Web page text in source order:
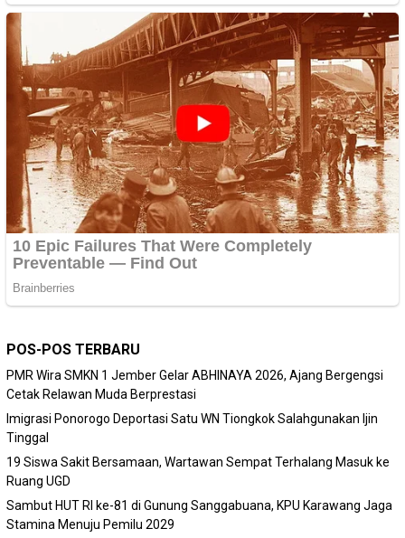
POS-POS TERBARU
PMR Wira SMKN 1 Jember Gelar ABHINAYA 2026, Ajang Bergengsi
Cetak Relawan Muda Berprestasi
Imigrasi Ponorogo Deportasi Satu WN Tiongkok Salahgunakan Ijin
Tinggal
19 Siswa Sakit Bersamaan, Wartawan Sempat Terhalang Masuk ke
Ruang UGD
Sambut HUT RI ke-81 di Gunung Sanggabuana, KPU Karawang Jaga
Stamina Menuju Pemilu 2029